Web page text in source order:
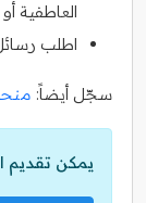
العاطفية
اطلب
سجّل أيضاً:
يمكن تقديم